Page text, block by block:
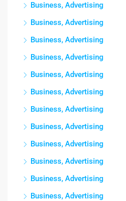
Business, Advertising
Business, Advertising
Business, Advertising
Business, Advertising
Business, Advertising
Business, Advertising
Business, Advertising
Business, Advertising
Business, Advertising
Business, Advertising
Business, Advertising
Business, Advertising